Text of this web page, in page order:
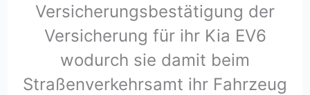
Versicherungsbestätigung der
Versicherung für ihr Kia EV6
wodurch sie damit beim
Straßenverkehrsamt ihr Fahrzeug